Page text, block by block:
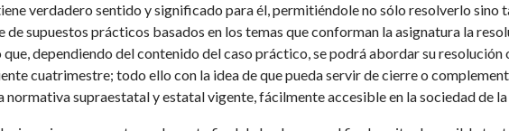
verdadero sentido y significado para él, permitiéndole no sólo resolverlo sino
supuestos prácticos basados en los temas que conforman la asignatura la
dependiendo del contenido del caso práctico, se podrá abordar su resolución
cuatrimestre; todo ello con la idea de que pueda servir de cierre o
normativa supraestatal y estatal vigente, fácilmente accesible en la sociedad de